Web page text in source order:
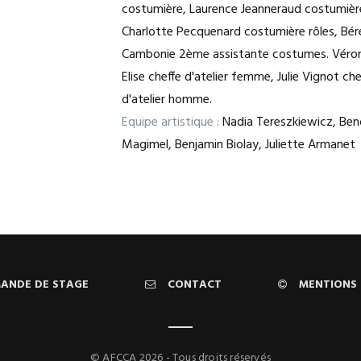
costumière, Laurence Jeanneraud
Charlotte Pecquenard costumière rôles,
Cambonie 2ème assistante costumes.
Elise cheffe d'atelier femme, Julie Vignot
d'atelier homme.
Equipe artistique :Nadia Tereszkiewicz,
Magimel, Benjamin Biolay, Juliette Armanet
DE STAGE CONTACT MENTIONS